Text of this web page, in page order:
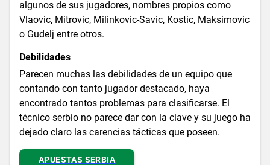
algunos de sus jugadores, nombres propios como
Vlaovic, Mitrovic, Milinkovic-Savic, Kostic, Maksimovic
o Gudelj entre otros.
Debilidades
Parecen muchas las debilidades de un equipo que
contando con tanto jugador destacado, haya
encontrado tantos problemas para clasificarse. El
técnico serbio no parece dar con la clave y su juego ha
dejado claro las carencias tácticas que poseen.
APUESTAS SERBIA